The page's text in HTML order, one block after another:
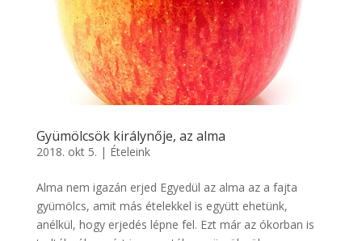
Gyümölcsök királynője, az alma
2018. okt 5. | Ételeink
Alma nem igazán erjed Egyedül az alma az a fajta
gyümölcs, amit más ételekkel is együtt ehetünk,
anélkül, hogy erjedés lépne fel. Ezt már az ókorban is